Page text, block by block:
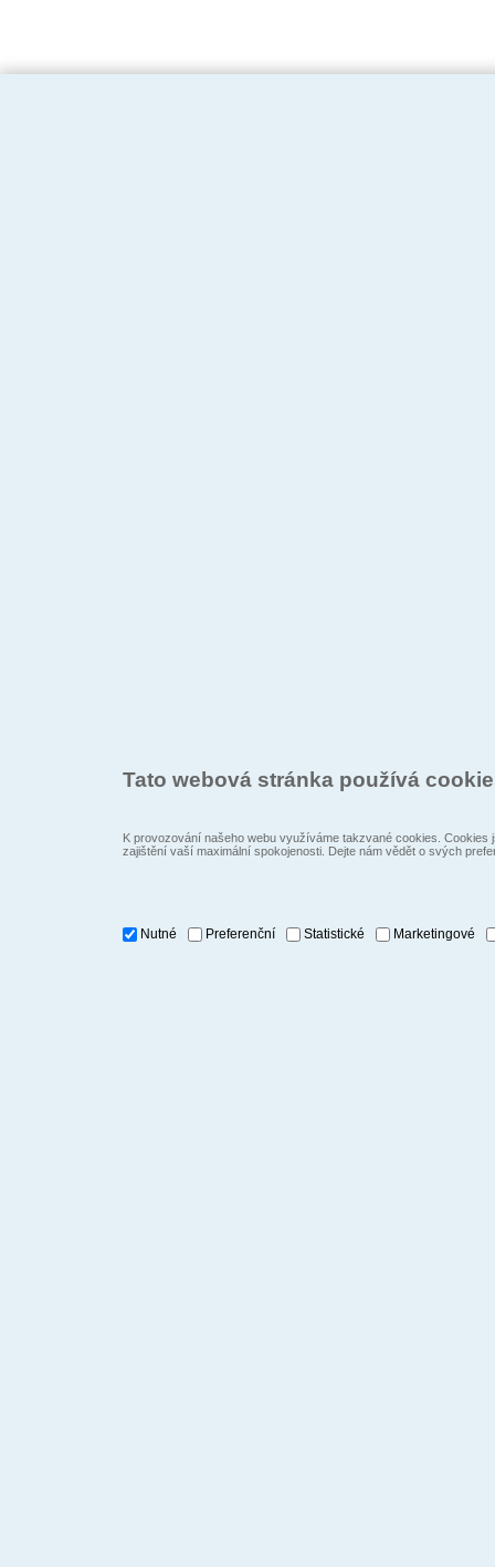
Tato webová stránka používá
K provozování našeho webu využíváme takzvané cookies.
zajištění vaší maximální spokojenosti. Dejte nám vědět o svých
Nutné Preferenční Statistické Marketingové